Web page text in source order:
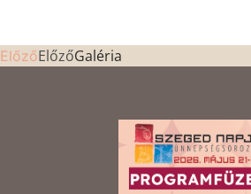
ElőzőElőzőGaléria